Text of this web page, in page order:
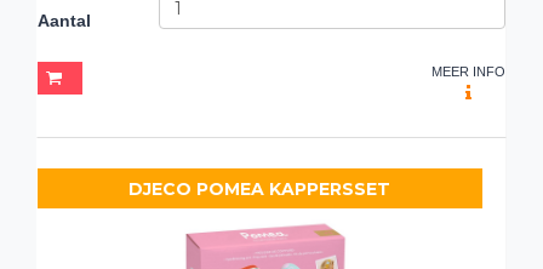
Aantal
MEER INFO
DJECO POMEA KAPPERSSET